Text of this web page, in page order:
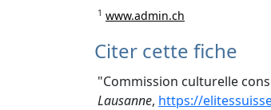
1 www.admin.ch
Citer cette fiche
"Commission culturelle
Lausanne, https://